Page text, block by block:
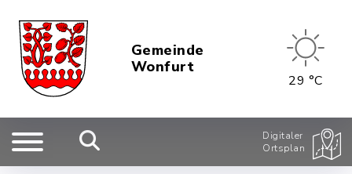
Gemeinde
Wonfurt
29 °C
Digitaler
Ortsplan